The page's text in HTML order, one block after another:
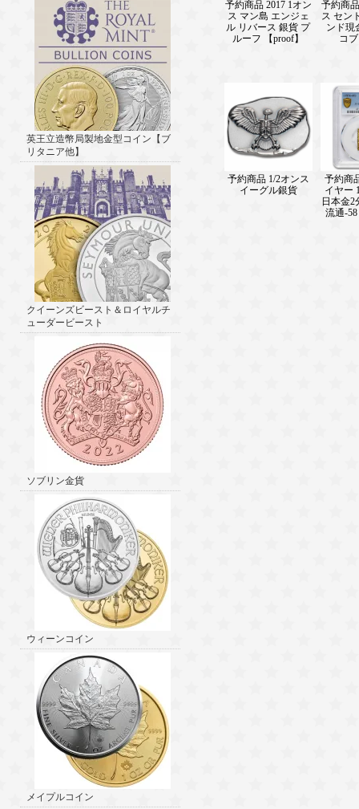
英王立造幣局製地金型コイン【ブ
リタニア他】
クイーンズビースト＆ロイヤルチ
ューダービースト
ソブリン金貨
ウィーンコイン
メイプルコイン
予約商品 2017 1オン
ス マン島 エンジェ
ル リバース 銀貨 プ
ルーフ 【proof】
予約商
ス セン
ンド現
コ
予約商品 1/2オンス
イーグル銀貨
予約商
イヤー
日本金2
流通-